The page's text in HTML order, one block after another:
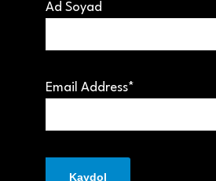
Ad Soyad
Email Address*